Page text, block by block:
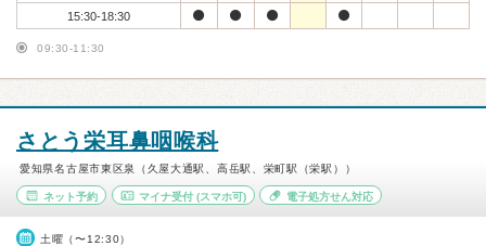
15:30-18:30
09:30-11:30
さとう栄耳鼻咽喉科
愛知県名古屋市東区泉（久屋大通駅、高岳駅、栄町駅（栄駅））
ネット予約 マイナ受付(スマホ可) 電子処方せん対応
土曜（〜12:30）